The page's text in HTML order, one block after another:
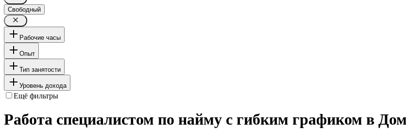
Свободный
Рабочие часы
Опыт
Тип занятости
Уровень дохода
Ещё фильтры
Работа специалистом по найму с гибким графиком в